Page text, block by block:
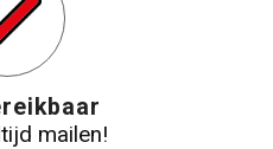
mailen!